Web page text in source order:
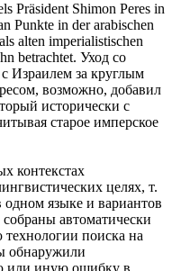
Präsident Shimon Peres in
Punkte in der arabischen
alten imperialistischen
betrachtet. Уход со
Израилем за круглым
возможно, добавил
исторически с
старое имперское
контекстах
целях, т.
одном языке и вариантов
автоматически
поиска на
обнаружили